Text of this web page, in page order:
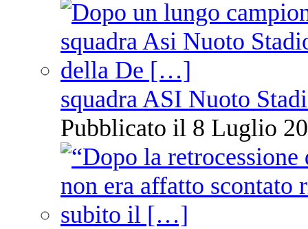
squadra ASI Nuoto
Pubblicato il 8 Luglio